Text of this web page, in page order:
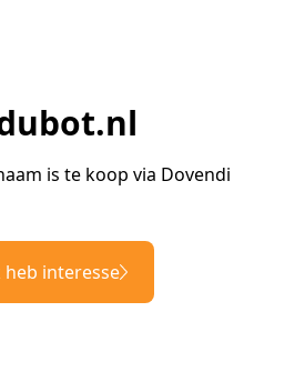
is te koop via Dovendi
heb interesse